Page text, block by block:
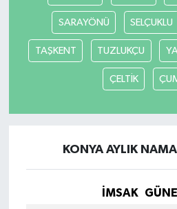
SARAYÖNÜ SELÇUKLU
TAŞKENT TUZLUKÇU
ÇELTİK
KONYA AYLIK
İMSAK